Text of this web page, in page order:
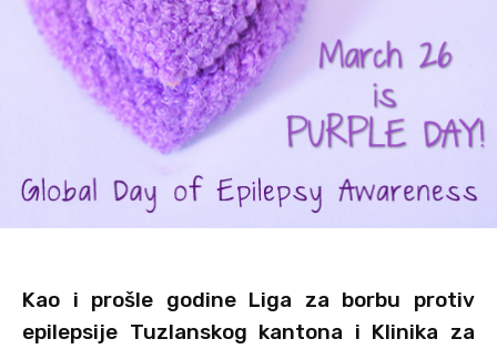
Kao i prošle godine Liga za borbu protiv
epilepsije Tuzlanskog kantona i Klinika za